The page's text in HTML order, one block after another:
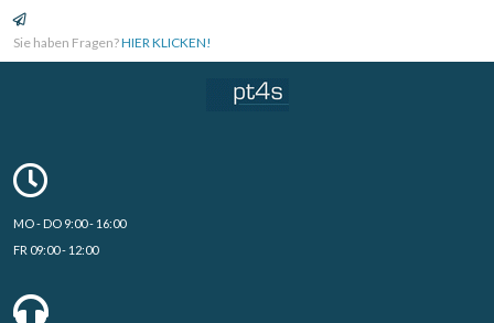
Sie haben Fragen?HIER KLICKEN!
MO - DO 9:00 - 16:00
FR 09:00 - 12:00